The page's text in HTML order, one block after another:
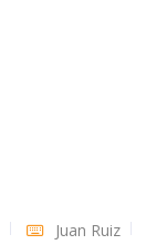
Juan Ruiz